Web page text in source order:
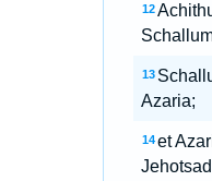
12
13
Azaria;
14 et